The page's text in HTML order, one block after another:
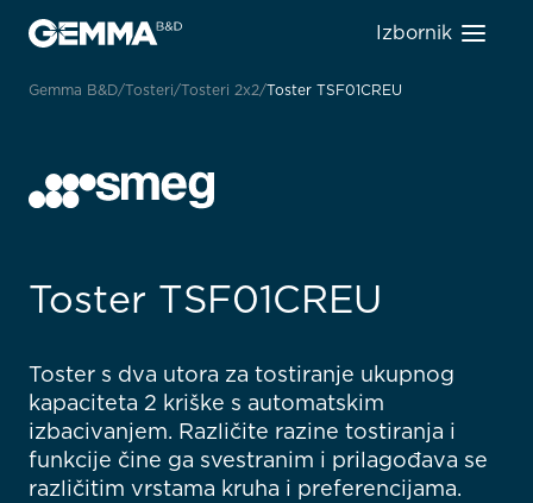
Izbornik
Gemma B&D Tosteri Tosteri 2x2 Toster TSF01CREU
Toster TSF01CREU
Toster s dva utora za tostiranje ukupnog
kapaciteta 2 kriške s automatskim
izbacivanjem. Različite razine tostiranja i
funkcije čine ga svestranim i prilagođava se
različitim vrstama kruha i preferencijama.